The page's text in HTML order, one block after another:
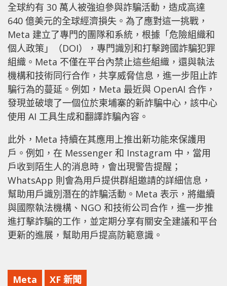
全球約有 30 萬人被強迫參與詐騙活動，造成高達
640 億美元的全球經濟損失。為了應對這一挑戰，
Meta 建立了專門的團隊和系統，根據「危險組織和
個人政策」（DOI），專門識別和打擊跨國詐騙犯罪
組織。Meta 不僅在平台內禁止這些組織，還與執法
機構和技術同行合作，共享威脅信息，進一步阻止詐
騙行為的蔓延。例如，Meta 最近與 OpenAI 合作，
發現並破壞了一個位於柬埔寨的新詐騙中心，該中心
使用 AI 工具生成和翻譯詐騙內容。
此外，Meta 持續在其應用上推出新功能來保護用
戶。例如，在 Messenger 和 Instagram 中，當用
戶收到陌生人的消息時，會出現警告提醒；
WhatsApp 則會為用戶提供群組邀請的詳細信息，
幫助用戶識別潛在的詐騙活動。Meta 表示，將繼續
與國際執法機構、NGO 和技術公司合作，進一步推
進打擊詐騙的工作，並定期分享有關安全建議和平台
更新的進展，幫助用戶提高防範意識。
Meta XF 新聞